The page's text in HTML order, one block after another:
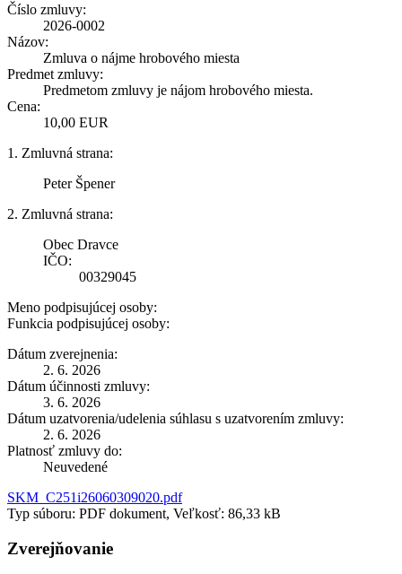
Číslo zmluvy:
2026-0002
Názov:
Zmluva o nájme hrobového miesta
Predmet zmluvy:
Predmetom zmluvy je nájom hrobového miesta.
Cena:
10,00 EUR
1. Zmluvná strana:
Peter Špener
2. Zmluvná strana:
Obec Dravce
IČO:
00329045
Meno podpisujúcej osoby:
Funkcia podpisujúcej osoby:
Dátum zverejnenia:
2. 6. 2026
Dátum účinnosti zmluvy:
3. 6. 2026
Dátum uzatvorenia/udelenia súhlasu s uzatvorením zmluvy:
2. 6. 2026
Platnosť zmluvy do:
Neuvedené
SKM_C251i26060309020.pdf
Typ súboru: PDF dokument, Veľkosť: 86,33 kB
Zverejňovanie